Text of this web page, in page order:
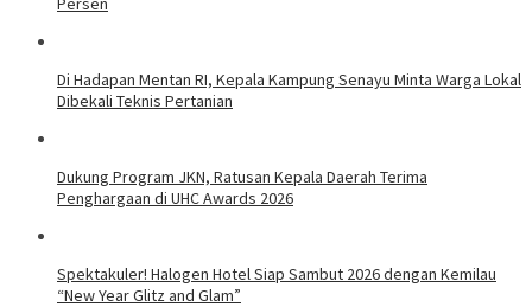
Di Hadapan Mentan RI, Kepala Kampung Senayu Minta Warga Lokal
Dibekali Teknis Pertanian
Dukung Program JKN, Ratusan Kepala Daerah Terima
Penghargaan di UHC Awards 2026
Spektakuler! Halogen Hotel Siap Sambut 2026 dengan Kemilau
“New Year Glitz and Glam”